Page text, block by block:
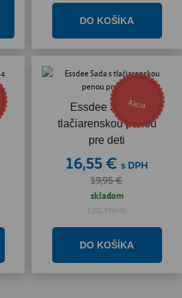
Essdee Sada s
tlačiarenskou penou
pre deti
Akcia
16,55 € s DPH
19,95 €
skladom
ESD.P6K4K